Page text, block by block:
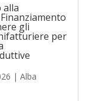
alla
gli
per
| Alba